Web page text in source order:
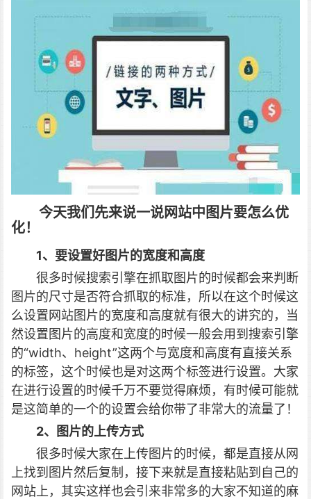
今天我们先来说一说网站中 图片要怎么优
化！
1、要设置好图片的宽度和高度
很多时候搜索引擎在抓取图片的时候都会来判断
图片的尺寸是否符合抓取的标准，所以在这个时候这
么设置网站图片的宽度和高度就有很大的讲究的，当
然设置图片的高度和宽度的时候一般会用到搜索引擎
的“width、height”这两个与宽度和高度有直接关系
的标签，这个时候也是对这两个标签进行设置。大家
在进行设置的时候千万不要觉得麻烦，有时候可能就
是这简单的一个的设置会给你带了非常大的流量了！
2、图片的上传方式
很多时候大家在上传图片的时候，都是直接从网
上找到图片然后复制，接下来就是直接粘贴到自己的
网站上，其实这样也会引来非常多的大家不知道的麻